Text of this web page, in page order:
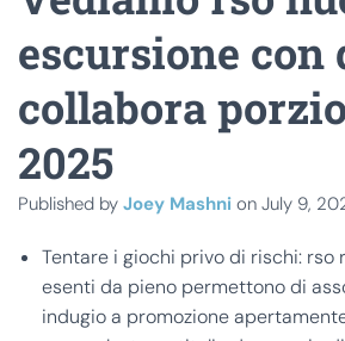
escursione con
collabora
2025
Published by Joey Mashni on July 9,
Tentare i giochi privo di rischi: rso
esenti da pieno permettono di
indugio a promozione